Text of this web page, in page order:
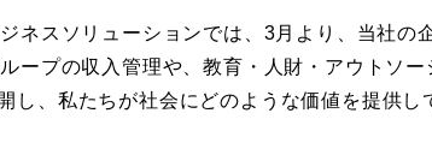
ネスソリューションでは、3月より、当社の
ープの収入管理や、教育・人財・アウトソ
し、私たちが社会にどのような価値を提供し